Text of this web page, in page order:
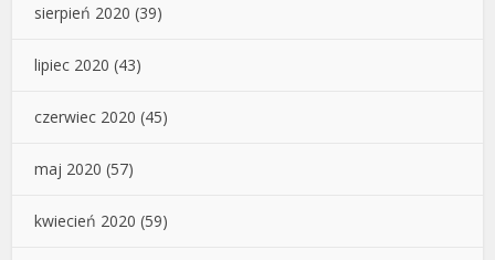
sierpień 2020 (39)
lipiec 2020 (43)
czerwiec 2020 (45)
maj 2020 (57)
kwiecień 2020 (59)